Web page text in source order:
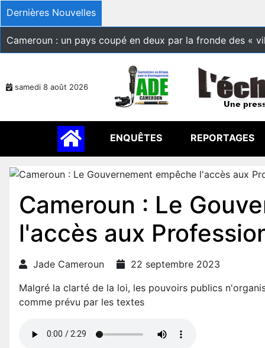
Dernières Nouvelles
Cameroun : un pays coupé en deux par la fronde des «
samedi 8 août 2026
ENQUÊTES REPORTAGES
Cameroun : Le
l'accès aux
Jade Cameroun
22 septembre 2023
Malgré la clarté de la loi, les pouvoirs publics
comme prévu par les textes